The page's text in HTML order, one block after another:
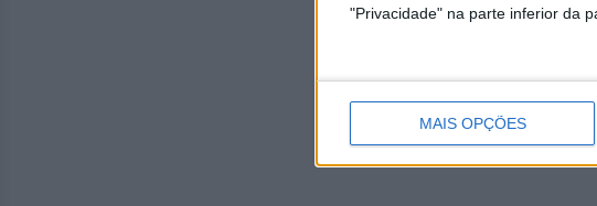
"Privacidade" na parte inferior da
MAIS OPÇÕES